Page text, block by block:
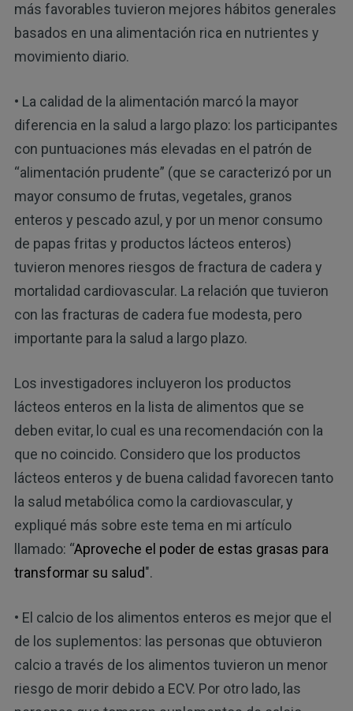
más favorables tuvieron mejores hábitos generales
basados en una alimentación rica en nutrientes y
movimiento diario.
• La calidad de la alimentación marcó la mayor
diferencia en la salud a largo plazo: los participantes
con puntuaciones más elevadas en el patrón de
“alimentación prudente” (que se caracterizó por un
mayor consumo de frutas, vegetales, granos
enteros y pescado azul, y por un menor consumo
de papas fritas y productos lácteos enteros)
tuvieron menores riesgos de fractura de cadera y
mortalidad cardiovascular. La relación que tuvieron
con las fracturas de cadera fue modesta, pero
importante para la salud a largo plazo.
Los investigadores incluyeron los productos
lácteos enteros en la lista de alimentos que se
deben evitar, lo cual es una recomendación con la
que no coincido. Considero que los productos
lácteos enteros y de buena calidad favorecen tanto
la salud metabólica como la cardiovascular, y
expliqué más sobre este tema en mi artículo
llamado: “Aproveche el poder de estas grasas para
transformar su salud".
• El calcio de los alimentos enteros es mejor que el
de los suplementos: las personas que obtuvieron
calcio a través de los alimentos tuvieron un menor
riesgo de morir debido a ECV. Por otro lado, las